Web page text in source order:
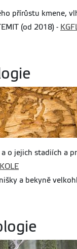
přírůstu kmene,
(od 2018) -
o jejich stadiích a
KOLE
a bekyně